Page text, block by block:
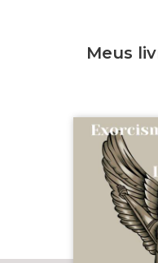
Meus